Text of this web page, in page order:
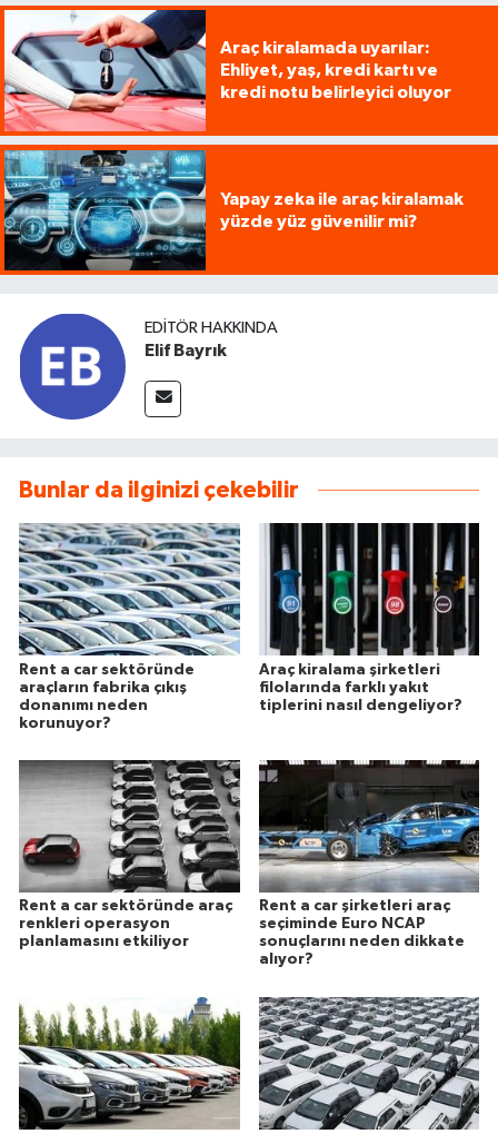
Araç kiralamada uyarılar:
Ehliyet, yaş, kredi kartı ve
kredi notu belirleyici oluyor
Yapay zeka ile araç kiralamak
yüzde yüz güvenilir mi?
EDITÖR HAKKINDA
Elif Bayrık
Bunlar da ilginizi çekebilir
Rent a car sektöründe
araçların fabrika çıkış
donanımı neden
korunuyor?
Araç kiralama şirketleri
filolarında farklı yakıt
tiplerini nasıl dengeliyor?
Rent a car sektöründe araç
renkleri operasyon
planlamasını etkiliyor
Rent a car şirketleri araç
seçiminde Euro NCAP
sonuçlarını neden dikkate
alıyor?